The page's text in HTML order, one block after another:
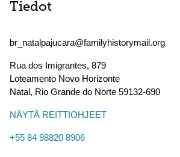
Tiedot
br_natalpajucara@familyhistorymail.org
Rua dos Imigrantes, 879
Loteamento Novo Horizonte
Natal, Rio Grande do Norte 59132-690
NÄYTÄ REITTIOHJEET
+55 84 98820 8906